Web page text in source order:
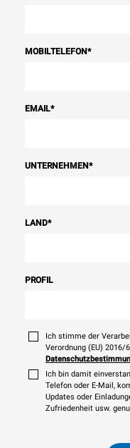
MOBILTELEFON*
EMAIL*
UNTERNEHMEN*
LAND*
PROFIL
Ich stimme der
Verordnung (EU) 2016/
Ich bin damit
Telefon oder E-Mail,
Updates oder
Zufriedenheit usw.